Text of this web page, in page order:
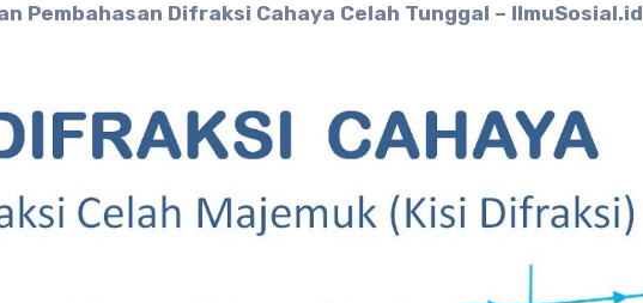
Pembahasan Difraksi Cahaya Celah Tunggal – IlmuSosial.id